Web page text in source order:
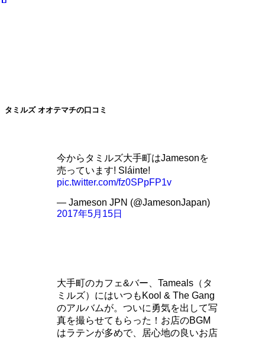
タミルズ オオテマチの口コミ
今からタミルズ大手町はJamesonを
売っています! Sláinte!
pic.twitter.com/fz0SPpFP1v
— Jameson JPN (@JamesonJapan)
2017年5月15日
大手町のカフェ&バー、Tameals（タ
ミルズ）にはいつもKool & The Gang
のアルバムが。ついに勇気を出して写
真を撮らせてもらった！お店のBGM
はラテンが多めで、居心地の良いお店